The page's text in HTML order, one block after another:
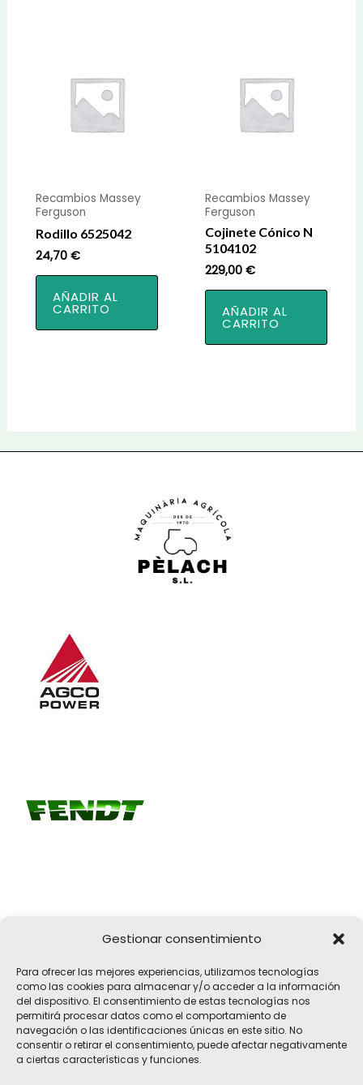
Gestionar consentimiento
Para ofrecer las mejores experiencias, utilizamos tecnologías
como las cookies para almacenar y/o acceder a la información
del dispositivo. El consentimiento de estas tecnologías nos
permitirá procesar datos como el comportamiento de
navegación o las identificaciones únicas en este sitio. No
consentir o retirar el consentimiento, puede afectar negativamente
a ciertas características y funciones.
Recambios Massey
Ferguson
Rodillo 6525042
24,70 €
AÑADIR AL
CARRITO
Recambios Massey
Ferguson
Cojinete Cónico N
5104102
229,00€
AÑADIR AL
CARRITO
17183 Vilobí d'Onyar, Girona
pelach@pelach.es
☎972 47 30 61